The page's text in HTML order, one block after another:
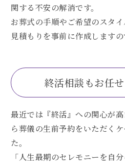
関する不安の解消です。
お葬式の手順やご希望のスタ
見積もりを事前に作成しますの
終活相談もお任せ
最近では『終活』への関心が
ら葬儀の生前予約をいただく
た。
「人生最期のセレモニーを自